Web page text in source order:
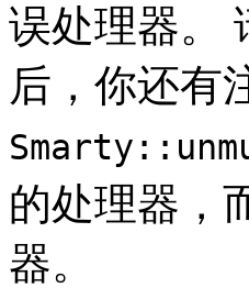
误处理器。
后，你还有
的处理器，
器。